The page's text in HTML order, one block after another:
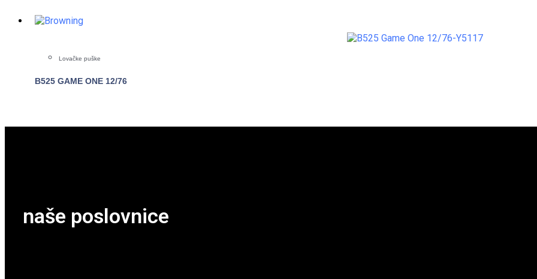
Lovačke puške
B525 GAME ONE 12/76
naše poslovnice